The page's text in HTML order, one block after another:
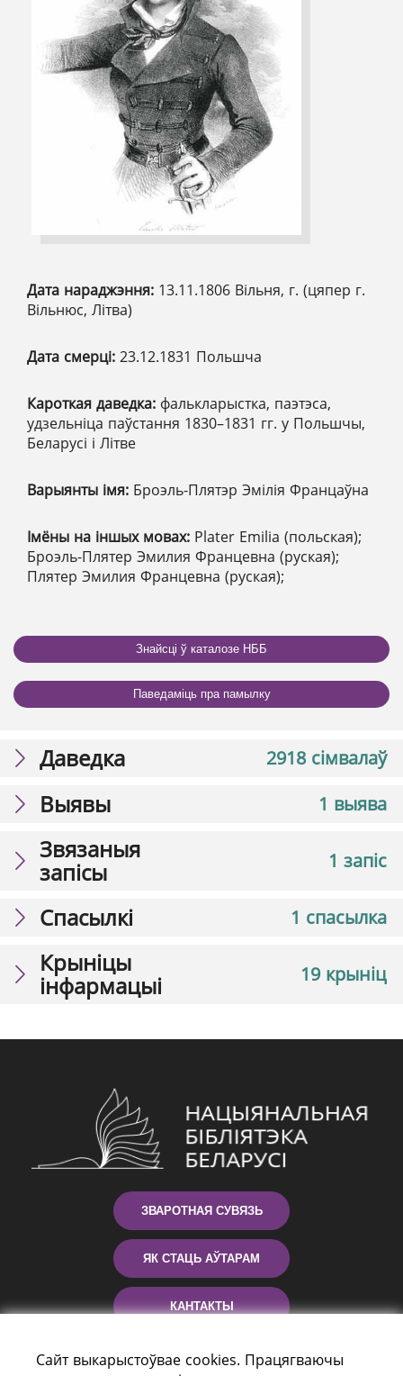
Дата нараджэння: 13.11.1806 Вільня, г. (цяпер г.
Вільнюс, Літва)
Дата смерці: 23.12.1831 Польшча
Кароткая даведка: фалькларыстка, паэтэса,
удзельніца паўстання 1830–1831 гг. у Польшчы,
Беларусі і Літве
Варыянты імя: Броэль-Плятэр Эмілія Францаўна
Імёны на іншых мовах: Plater Emilia (польская);
Броэль-Плятер Эмилия Францевна (руская);
Плятер Эмилия Францевна (руская);
Знайсці ў каталозе НББ
Паведаміць пра памылку
2918 сімвалаў
Даведка
1 выява
Выявы
1 запіс
Звязаныя
запісы
1 спасылка
Спасылкі
19 крыніц
Крыніцы
інфармацыі
ЗВАРОТНАЯ СУВЯЗЬ
ЯК СТАЦЬ АЎТАРАМ
КАНТАКТЫ
ДАПАМОГА
Сайт выкарыстоўвае cookies. Працягваючы